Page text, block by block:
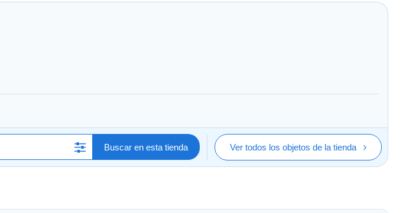
Buscar en esta tienda Ver todos los objetos de la tienda